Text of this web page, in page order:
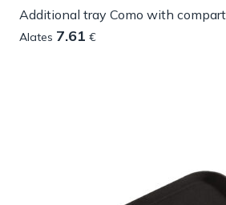
Additional tray Como with
Alates 7.61 €